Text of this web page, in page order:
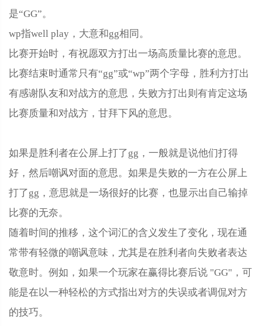
是“GG”。
wp指well play，大意和gg相同。
比赛开始时，有祝愿双方打出一场高质量比赛的意思。
比赛结束时通常只有“gg”或“wp”两个字母，胜利方打出
有感谢队友和对战方的意思，失败方打出则有肯定这场
比赛质量和对战方，甘拜下风的意思。
如果是胜利者在公屏上打了gg，一般就是说他们打得
好，然后嘲讽对面的意思。如果是失败的一方在公屏上
打了gg，意思就是一场很好的比赛，也显示出自己输掉
比赛的无奈。
随着时间的推移，这个词汇的含义发生了变化，现在通
常带有轻微的嘲讽意味，尤其是在胜利者向失败者表达
敬意时。例如，如果一个玩家在赢得比赛后说 "GG"，可
能是在以一种轻松的方式指出对方的失误或者调侃对方
的技巧。